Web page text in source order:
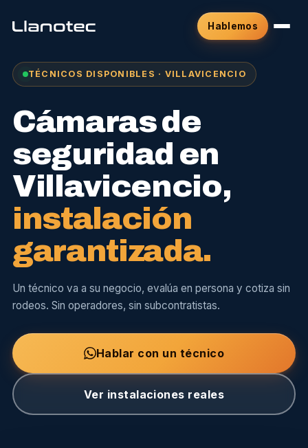
Hablemos
TÉCNICOS DISPONIBLES · VILLAVICENCIO
Cámaras de
seguridad en
Villavicencio,
instalación
garantizada.
Un técnico va a su negocio, evalúa en persona y cotiza sin
rodeos. Sin operadores, sin subcontratistas.
Hablar con un técnico
Ver instalaciones reales